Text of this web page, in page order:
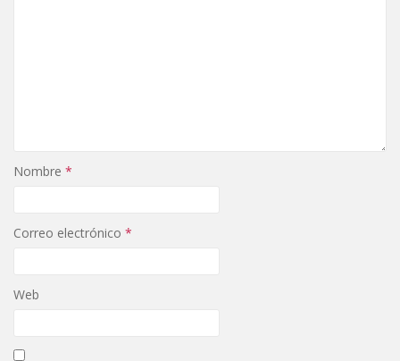
Nombre *
Correo electrónico *
Web